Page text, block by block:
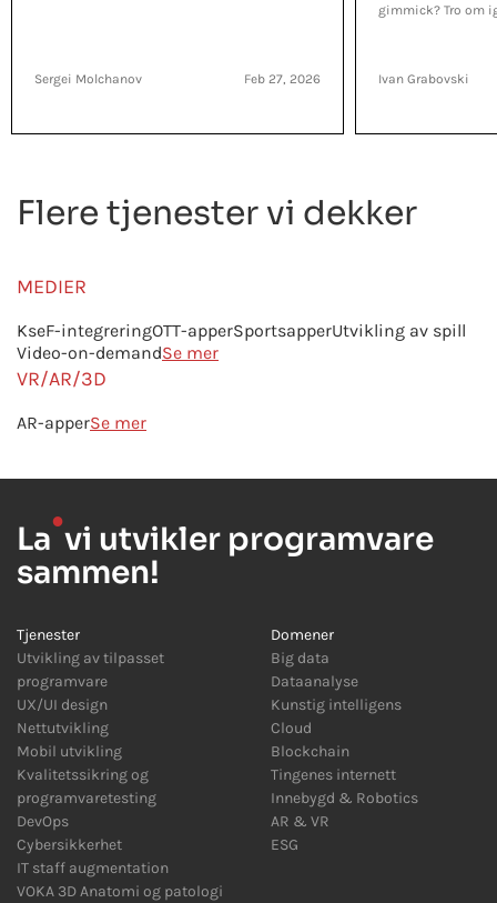
Sergei Molchanov Feb 27, 2026
gimmick? Tro om
Ivan Grabovski
Flere tjenester vi dekker
MEDIER
KseF-integreringOTT-apperSportsapperUtvikling av spill
Video-on-demandSe mer
VR/AR/3D
AR-apperSe mer
La●vi utvikler programvare
sammen!
Tjenester
Utvikling av tilpasset
programvare
UX/UI design
Nettutvikling
Mobil utvikling
Kvalitetssikring og
programvaretesting
DevOps
Cybersikkerhet
IT staff augmentation
VOKA 3D Anatomi og patologi
Domener
Big data
Dataanalyse
Kunstig intelligens
Cloud
Blockchain
Tingenes internett
Innebygd & Robotics
AR & VR
ESG